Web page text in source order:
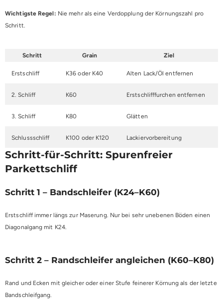
Wichtigste Regel: Nie mehr als eine Verdopplung der Körnungszahl pro
Schritt.
Schritt Grain Ziel
Erstschliff K36 oder K40 Alten Lack/Öl entfernen
2. Schliff K60 Erstschlifffurchen entfernen
3. Schliff K80 Glätten
Schlussschliff K100 oder K120 Lackiervorbereitung
Schritt-für-Schritt: Spurenfreier
Parkettschliff
Schritt 1 – Bandschleifer (K24–K60)
Erstschliff immer längs zur Maserung. Nur bei sehr unebenen Böden einen
Diagonalgang mit K24.
Schritt 2 – Randschleifer angleichen (K60–K80)
Rand und Ecken mit gleicher oder einer Stufe feinerer Körnung als der letzte
Bandschleifgang.